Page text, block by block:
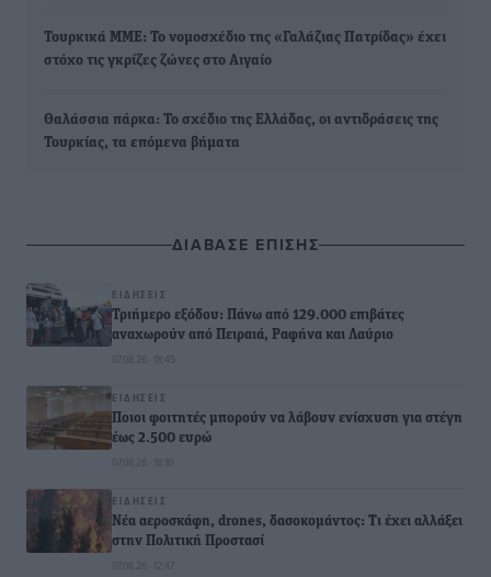
Τουρκικά ΜΜΕ: Το νομοσχέδιο της «Γαλάζιας Πατρίδας» έχει
στόχο τις γκρίζες ζώνες στο Αιγαίο
Θαλάσσια πάρκα: Το σχέδιο της Ελλάδας, οι αντιδράσεις της
Τουρκίας, τα επόμενα βήματα
ΔΙΑΒΑΣΕ ΕΠΙΣΗΣ
ΕΙΔΉΣΕΙΣ
Τριήμερο εξόδου: Πάνω από 129.000 επιβάτες
αναχωρούν από Πειραιά, Ραφήνα και Λαύριο
07.08.26 · 18:45
ΕΙΔΉΣΕΙΣ
Ποιοι φοιτητές μπορούν να λάβουν ενίσχυση για στέγη
έως 2.500 ευρώ
07.08.26 · 18:10
ΕΙΔΉΣΕΙΣ
Νέα αεροσκάφη, drones, δασοκομάντος: Τι έχει αλλάξει
στην Πολιτική Προστασί
07.08.26 · 12:47